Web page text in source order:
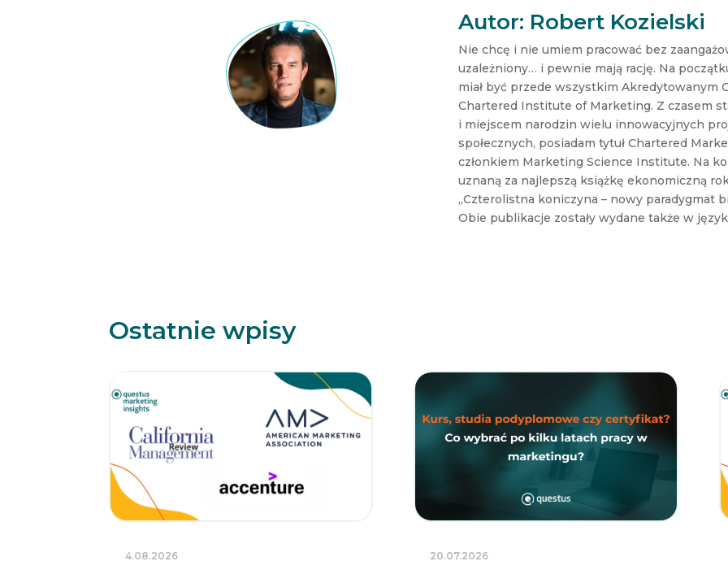
Autor: Robert Kozielski
Nie chcę i nie umiem pracować bez
uzależniony… i pewnie mają rację. Na
miał być przede wszystkim Akredytowanym
Chartered Institute of Marketing. Z czasem
i miejscem narodzin wielu innowacyjnych
społecznych, posiadam tytuł Chartered
członkiem Marketing Science Institute. Na
uznaną za najlepszą książkę ekonomiczną
„Czterolistna koniczyna – nowy paradygmat
Obie publikacje zostały wydane także w
Ostatnie wpisy
4.08.2026 20.07.2026